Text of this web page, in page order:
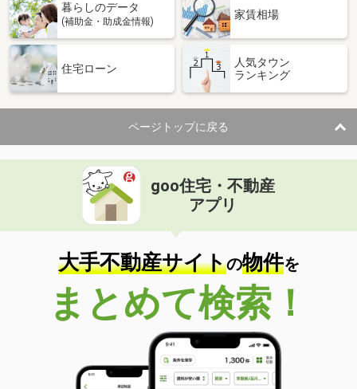
暮らしのデータ
(補助金・助成金情報)
家賃相場
住宅ローン
人気タウン
ランキング
ページトップに戻る
goo住宅・不動産
アプリ
大手不動産サイトの物件を
まとめて検索！